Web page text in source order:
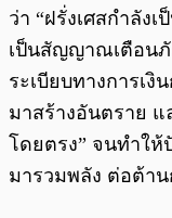
ว่า “ฝรั่งเศสกำลัง
เป็นสัญญาณเตือนภั
ระเบียบทางการเ
มาสร้างอันตราย
โดยตรง” จนทำให้
มารวมพลัง ต่อต้า